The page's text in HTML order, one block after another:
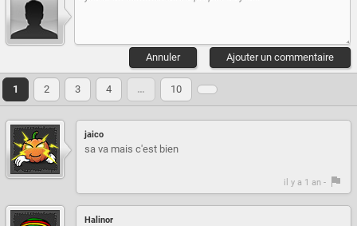
Ajouter un commentaire
Annuler
1 2 3 4 … 10
jaico
sa va mais c'est bien
il y a 1 an -
Halinor